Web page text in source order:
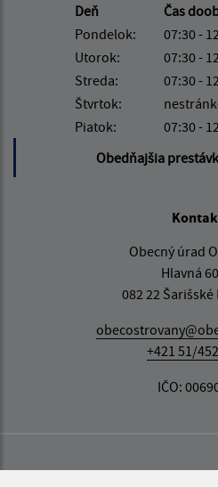
Deň
Čas
Pondelok:
07:30 -
Utorok:
07:30 -
Streda:
07:30 -
Štvrtok:
Piatok:
07:30 -
Obedňajšia
Obecný úrad
Hlavná
082 22
+421 51/
IČO: